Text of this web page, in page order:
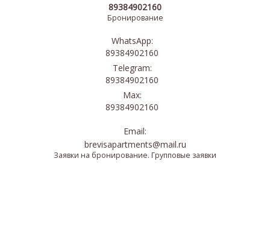
89384902160
Бронирование
WhatsApp:
89384902160
Telegram:
89384902160
Max:
89384902160
Email:
brevisapartments@mail.ru
Заявки на бронирование. Групповые заявки